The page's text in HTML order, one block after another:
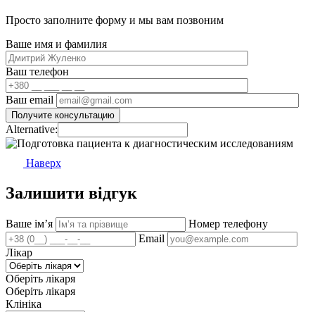
Просто заполните форму и мы вам позвоним
Ваше имя и фамилия
Ваш телефон
Ваш email
Alternative:
Наверх
Залишити відгук
Ваше імʼя
Номер телефону
Email
Лікар
Оберіть лікаря
Оберіть лікаря
Клініка